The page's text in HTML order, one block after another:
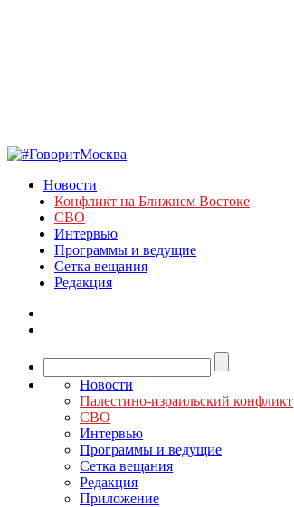
Новости
Конфликт на Ближнем Востоке
СВО
Интервью
Программы и ведущие
Сетка вещания
Редакция
Новости
Палестино-израильский конфликт
СВО
Интервью
Программы и ведущие
Сетка вещания
Редакция
Приложение